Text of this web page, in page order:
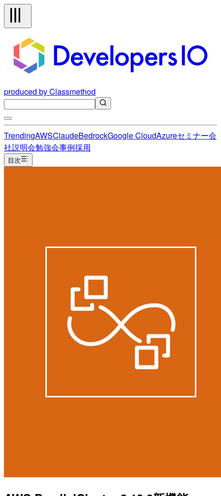
produced by Classmethod
TrendingAWSClaudeBedrockGoogle CloudAzureセミナー会
社説明会勉強会事例採用
目次